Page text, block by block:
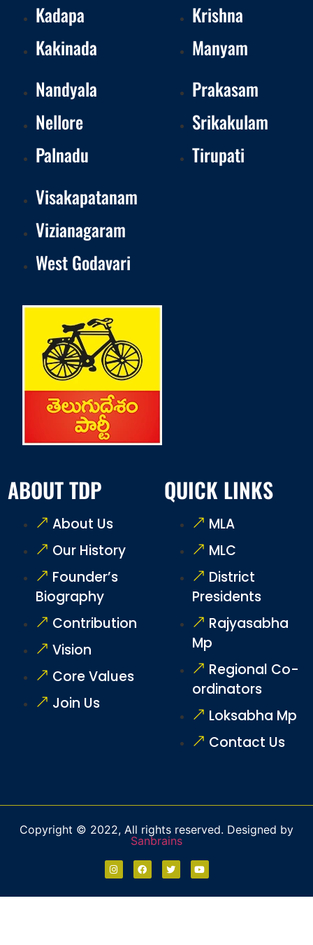
Kadapa
Kakinada
Krishna
Manyam
Nandyala
Nellore
Palnadu
Prakasam
Srikakulam
Tirupati
Visakapatanam
Vizianagaram
West Godavari
ABOUT TDP
About Us
Our History
Founder’s
Biography
Contribution
Vision
Core Values
Join Us
QUICK LINKS
MLA
MLC
District
Presidents
Rajyasabha
Mp
Regional Co-
ordinators
Loksabha Mp
Contact Us
Copyright © 2022, All rights reserved. Designed by
Sanbrains